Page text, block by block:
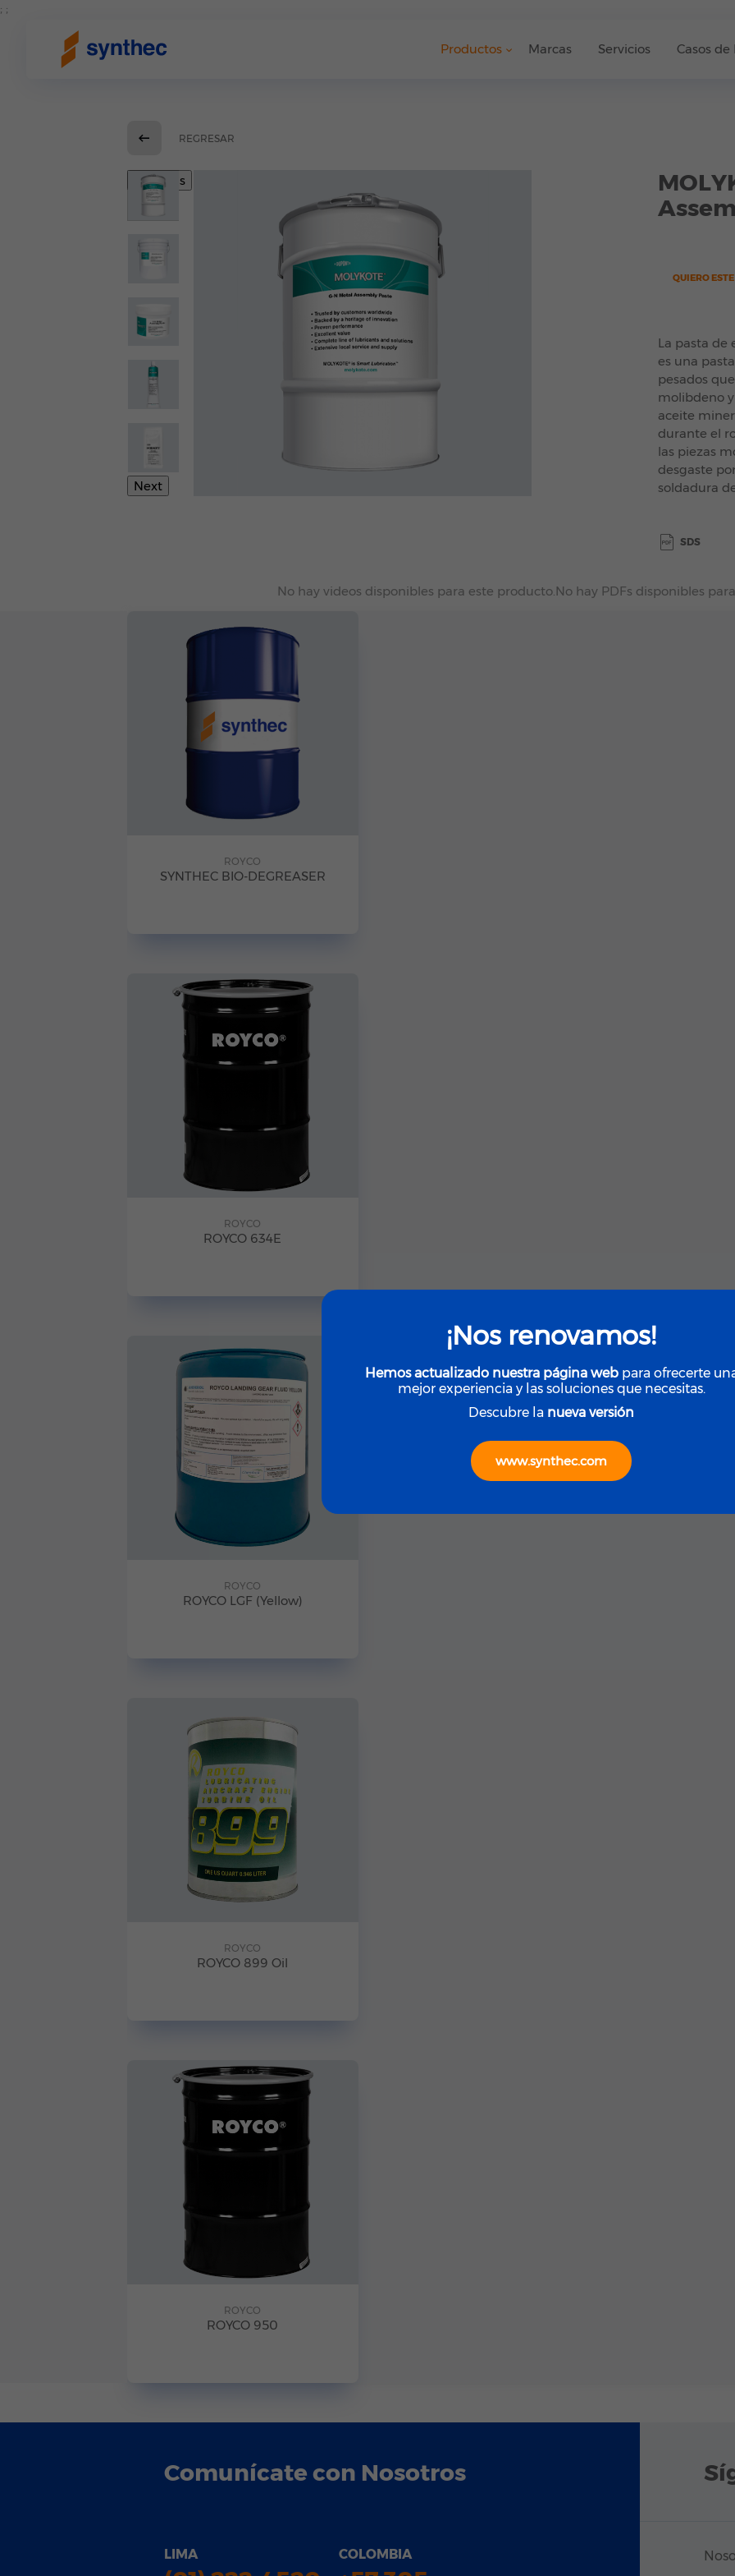
; ;
Productos Marcas Servicios Casos de
REGRESAR
Previous
Next
QUIERO
La pasta de
es una
pesados
molibdeno
aceite
durante el
las piezas
desgaste
soldadura
SDS
No hay videos disponibles para este producto.No hay PDFs disponibles
ROYCO
SYNTHEC BIO-DEGREASER
ROYCO
ROYCO 634E
ROYCO
ROYCO LGF (Yellow)
ROYCO
ROYCO 899 Oil
ROYCO
ROYCO 950
Comunícate con Nosotros
LIMA COLOMBIA
¡Nos renovamos!
Hemos actualizado nuestra página webpara ofrecerte
mejor experiencia y las soluciones que necesitas.
Descubre la nueva versión
www.synthec.com